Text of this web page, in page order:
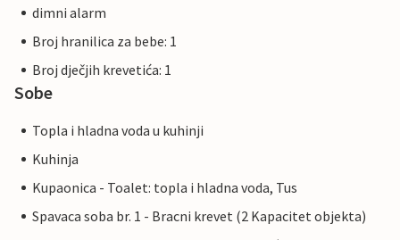
dimni alarm
Broj hranilica za bebe: 1
Broj dječjih krevetića: 1
Sobe
Topla i hladna voda u kuhinji
Kuhinja
Kupaonica - Toalet: topla i hladna voda, Tus
Spavaca soba br. 1 - Bracni krevet (2 Kapacitet objekta)